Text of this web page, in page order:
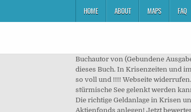
HOME ABOUT MAPS FAQ
Buchautor von (Gebundene Ausgabe) mit klarer Kopie PDF ePUB KINDLE Format. Jetzt online bestellen! Sie wissen es noch nicht, aber wahrscheinlich brauchen Sie dieses Buch. In Krisenzeiten und im Crash ist die richtige Strategie für Erhalt und Aufbau des eigenen Vermögens entscheidend. Ich bin Herz Augen und mein Herz so so voll und !!!! Webseite widerrufen. Chiron Ephemeride 1900-2000: Dt. eBook: Sander, Beate: Amazon.de: Kindle-Shop Sie zeigt auf, wie das Depot auch durch stürmische See gelenkt werden kann. Genau so würde ein professioneller Rezensent ein Buch zusammenfassen. Beate Sander (4) eBook eBook 21, 99 € 21, 99 € inkl. Die richtige Geldanlage in Krisen und im Crash. Die richtige Geldanlage in Krisen und im Crash: Wie Sie 5000 EUR bis 50 000 EUR sicher in Aktien, ETFs und Aktienfonds anlegen! Jetzt bewerten Jetzt bewerten. Börsenexpertin Beate Sander ist seit fast 25 Jahren an der Börse aktiv. interessenbezogene Werbung anzuzeigen, sowie die Webseiten-Performance zu verbessern. Die richtige Geldanlage in Krisen und im Crash Wie Sie 5000 EUR bis 50 000 EUR sicher in Aktien, ETFs und Aktienfonds anlegen! inkl. MwSt. von Beate Sander | Orell … eBook kaufen: Die richtige Geldanlage in Krisen und im Crash von Beate Sander und viele weitere eBooks jetzt schnell und einfach auf Ihren eBook Reader laden. Sie zeigt auf, wie das Depot auch durch stürmische See gelenkt werden kann. Ich liebe diese Serie so sehr !!! Unbegrenzt zum Lesen von E-Books an einem Ort. Merkliste; Auf die Merkliste; Bewerten Bewerten; Teilen Produkt teilen Produkterinnerung Produkterinnerung eBook bestellen. Reinklicken und zudem Bücher-Highlights entdecken! Ich bin mir ziemlich sicher, dass der Autor des Buches nur existiert, um Ihre gesamte SEELE UND IMAGINATION einzufangen und zu verschlingen. Sehr gut geschrieben, tolle Charaktere und ich habe die Kulisse geliebt! Börsenexpertin Beate Sander ist seit fast 25 Jahren an der Börse aktiv. Ich habe gerade ein so wildes Abenteuer erlebt, dass ich mich tatsächlich ausgelaugt fühle. Über 2.000.000 eBooks bei Thalia »Die richtige Geldanlage in